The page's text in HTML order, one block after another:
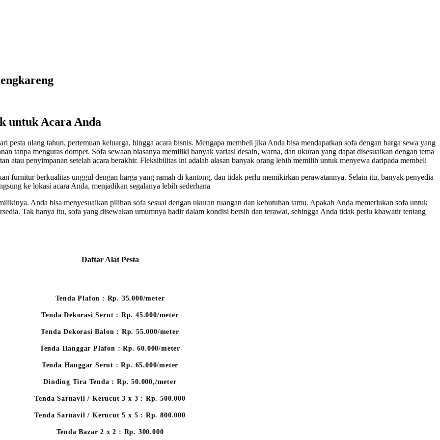
untuk Acara Anda
pesta ulang tahun, pertemuan keluarga, hingga acara bisnis. Mengapa membeli jika Anda bisa mendapatkan sofa dengan harga sewa yang
tanpa menguras dompet. Sofa sewaan biasanya memiliki banyak variasi desain, warna, dan ukuran yang dapat disesuaikan dengan tema
atau penyimpanan setelah acara berakhir. Fleksibilitas ini adalah alasan banyak orang lebih memilih untuk menyewa daripada membeli
furnitur berkualitas unggul dengan harga yang ramah di kantong, dan tidak perlu memikirkan perawatannya. Selain itu, banyak penyedia
ke lokasi acara Anda, menjadikan segalanya lebih sederhana
Anda bisa menyesuaikan pilihan sofa sesuai dengan ukuran ruangan dan kebutuhan tamu. Apakah Anda memerlukan sofa untuk
Tak hanya itu, sofa yang disewakan umumnya hadir dalam kondisi bersih dan terawat, sehingga Anda tidak perlu khawatir tentang
Daftar Alat Pesta
Tenda Plafon : Rp. 35.000/meter
Tenda Dekorasi Serut : Rp. 45.000/meter
Tenda Dekorasi Balon : Rp. 55.000/meter
Tenda Hanggar Plafon : Rp. 60.000/meter
Tenda Hanggar Serut : Rp. 65.000/meter
Dinding Tira Tenda : Rp. 50.000,/meter
Tenda Sarnavil / Kerucut 3 x 3 : Rp. 500.000
Tenda Sarnavil / Kerucut 5 x 5 : Rp. 800.000
Tenda Bazar 2 x 2 : Rp. 300.000